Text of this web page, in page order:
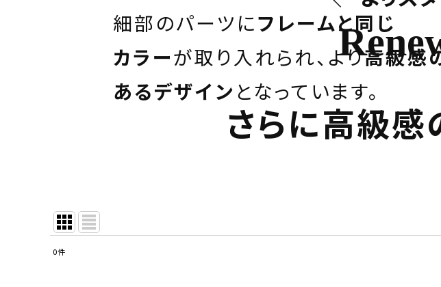
さらに高級感
細部のパーツにフレームと同じ
カラーが取り入れられ、より高級感
あるデザインとなっています。
0件